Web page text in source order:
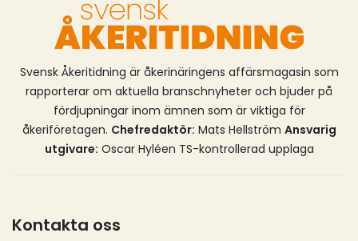
Utbildningsanordnare som vill förändra sin utbildning
till att omfatta fjärrundervisning,
distansundervisning (så kallad e-lärande) eller
använda avancerad simulator behöver ansöka om
ändring av befintligt tillstånd (avgiftsbelagd
ansökan).
Svensk Åkeritidning är åkerinäringens affärsmagasin som
rapporterar om aktuella branschnyheter och bjuder på
fördjupningar inom ämnen som är viktiga för
åkeriföretagen. Chefredaktör: Mats Hellström Ansvarig
utgivare: Oscar Hyléen TS-kontrollerad upplaga
Kontakta oss